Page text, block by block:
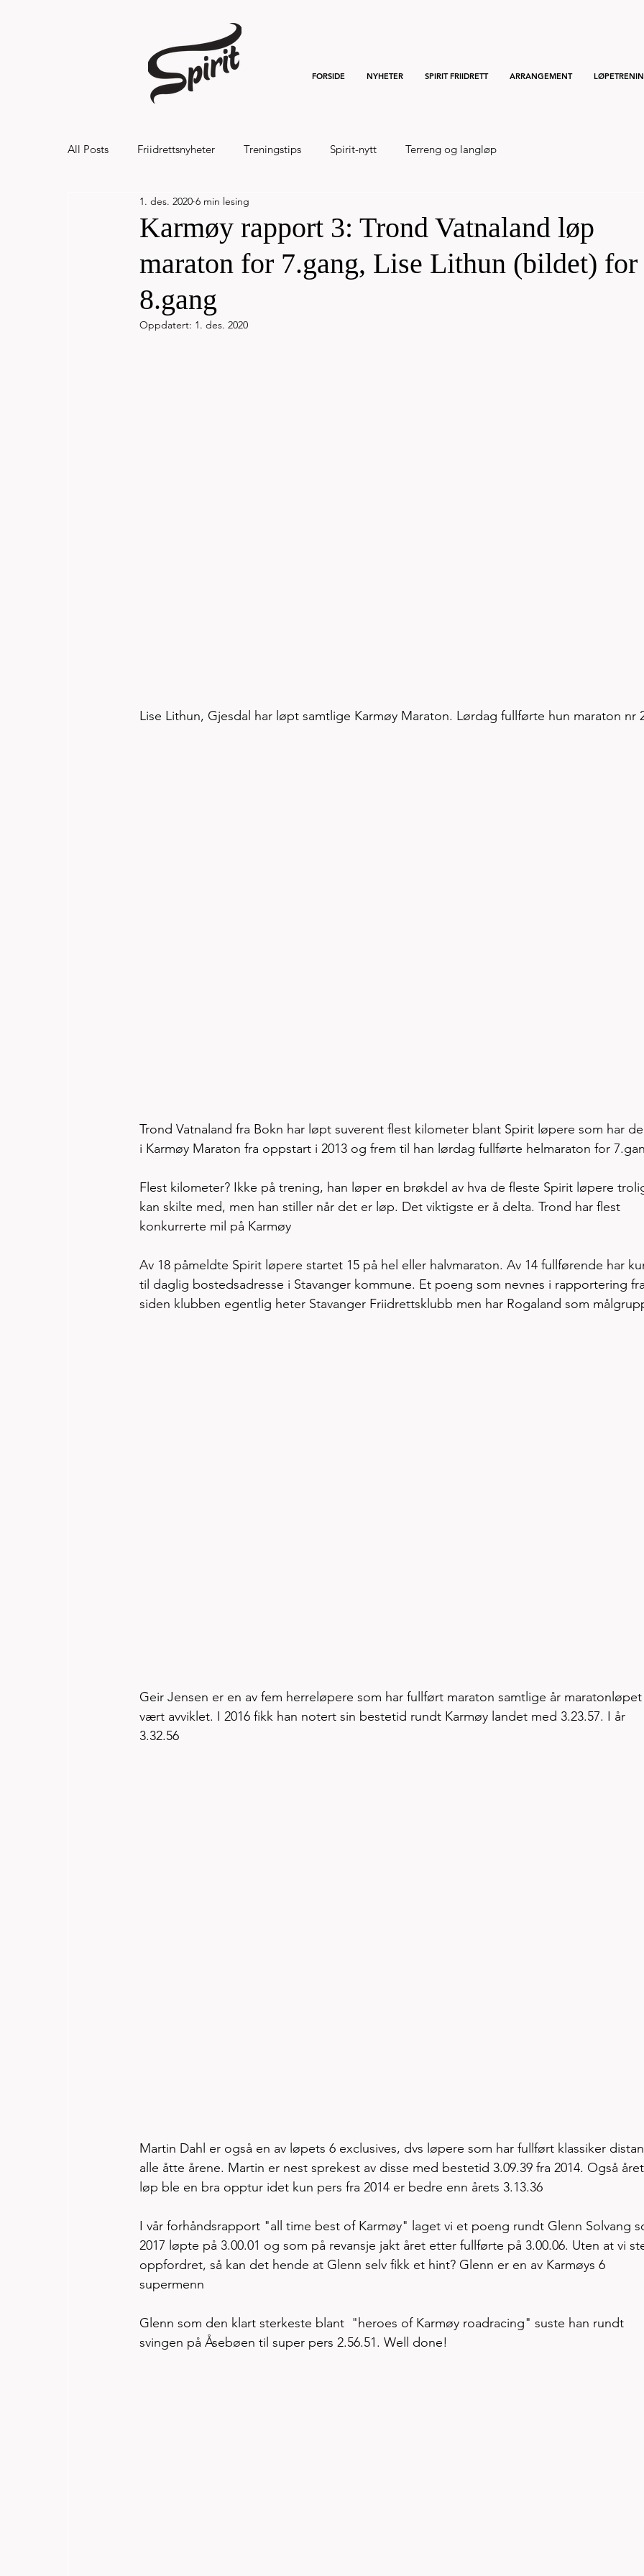
FORSIDE NYHETER SPIRIT FRIIDRETT ARRANGEMENT
All Posts Friidrettsnyheter Treningstips Spirit-nytt Terreng og langløp
Hålandsvannet halvmaraton og 7km 20
Karmøy rapport 3: Trond Vatnaland løp
maraton for 7.gang, Lise Lithun (bildet) for
8.gang
1. des. 2020 6 min lesing
Oppdatert: 1. des. 2020
Lise Lithun, Gjesdal har løpt samtlige Karmøy Maraton. Lørdag fullførte hun maraton
Trond Vatnaland fra Bokn har løpt suverent flest kilometer blant Spirit løpere som har
i Karmøy Maraton fra oppstart i 2013 og frem til han lørdag fullførte helmaraton for
Flest kilometer? Ikke på trening, han løper en brøkdel av hva de fleste Spirit løpere
kan skilte med, men han stiller når det er løp. Det viktigste er å delta. Trond har flest
konkurrerte mil på Karmøy
Av 18 påmeldte Spirit løpere startet 15 på hel eller halvmaraton. Av 14 fullførende har
til daglig bostedsadresse i Stavanger kommune. Et poeng som nevnes i rapportering
siden klubben egentlig heter Stavanger Friidrettsklubb men har Rogaland som
Geir Jensen er en av fem herreløpere som har fullført maraton samtlige år
vært avviklet. I 2016 fikk han notert sin bestetid rundt Karmøy landet med 3.23.57. I år
3.32.56
Martin Dahl er også en av løpets 6 exclusives, dvs løpere som har fullført klassiker
alle åtte årene. Martin er nest sprekest av disse med bestetid 3.09.39 fra 2014. Også
løp ble en bra opptur idet kun pers fra 2014 er bedre enn årets 3.13.36
I vår forhåndsrapport "all time best of Karmøy" laget vi et poeng rundt Glenn Solvang
2017 løpte på 3.00.01 og som på revansje jakt året etter fullførte på 3.00.06. Uten at vi
oppfordret, så kan det hende at Glenn selv fikk et hint? Glenn er en av Karmøys 6
supermenn
Glenn som den klart sterkeste blant  "heroes of Karmøy roadracing" suste han rundt
svingen på Åsebøen til super pers 2.56.51. Well done!